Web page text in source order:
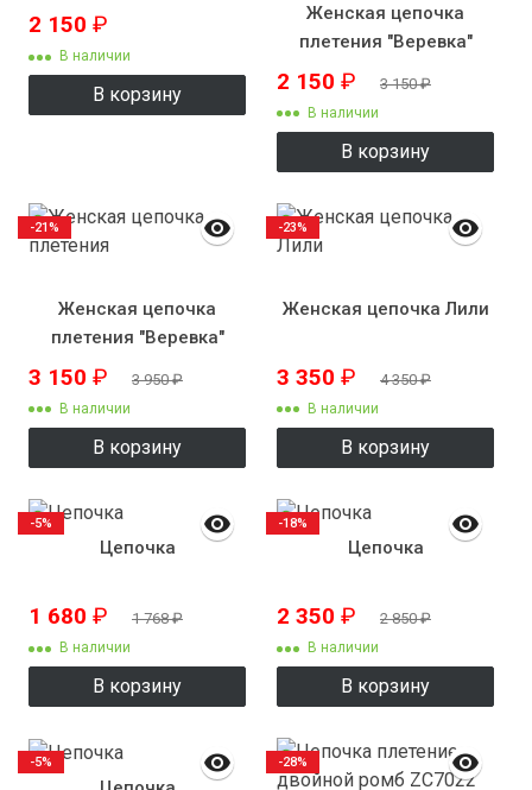
2 150 ₽
В наличии
В корзину
Женская цепочка
плетения "Веревка"
2 150 ₽ 3 150₽
В наличии
В корзину
Женская цепочка
плетения "Веревка"
3 150 ₽ 3 950₽
В наличии
В корзину
-21%
Женская цепочка Лили
3 350 ₽ 4 350₽
В наличии
В корзину
-23%
Цепочка
1 680 ₽ 1 768₽
В наличии
В корзину
-5%
Цепочка
2 350 ₽ 2 850₽
В наличии
В корзину
-18%
-5% -28%